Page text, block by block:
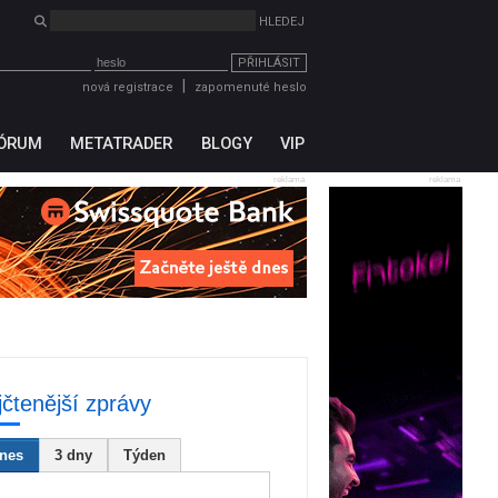
PŘIHLÁSIT
nová registrace
zapomenuté heslo
METATRADER BLOGY VIP
reklama
reklama
zprávy
3 dny Týden